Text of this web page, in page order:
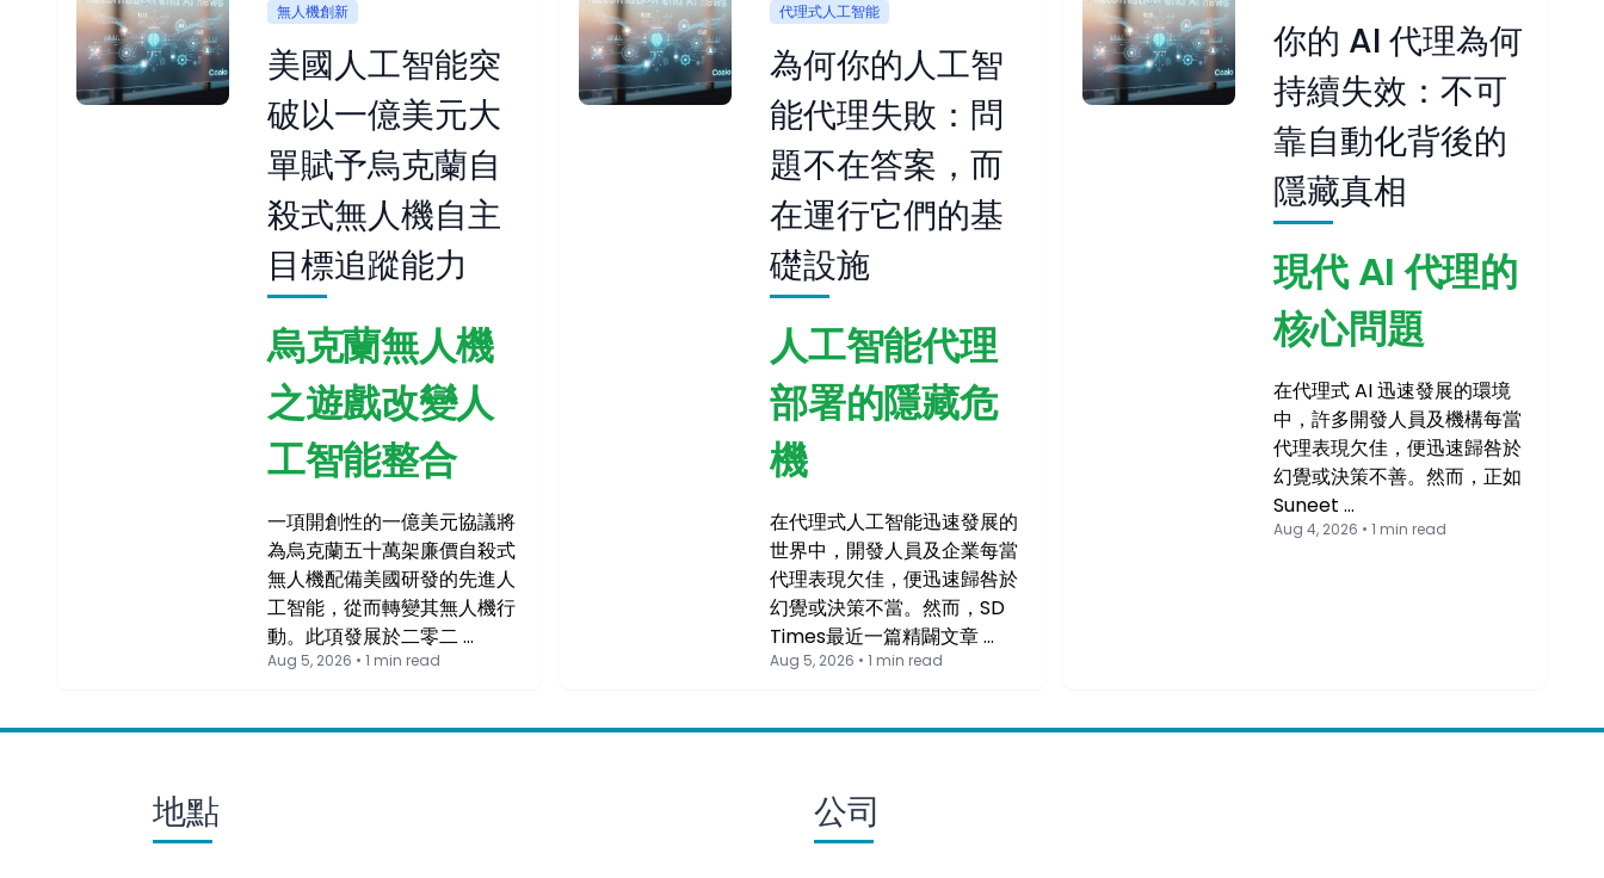
無人機創新
美國人工智能突
破以一億美元大
單賦予烏克蘭自
殺式無人機自主
目標追蹤能力
烏克蘭無人機
之遊戲改變人
工智能整合
一項開創性的一億美元協議將
為烏克蘭五十萬架廉價自殺式
無人機配備美國研發的先進人
工智能，從而轉變其無人機行
動。此項發展於二零二 …
Aug 5, 2026 • 1 min read
代理式人工智能
為何你的人工智
能代理失敗：問
題不在答案，而
在運行它們的基
礎設施
人工智能代理
部署的隱藏危
機
在代理式人工智能迅速發展的
世界中，開發人員及企業每當
代理表現欠佳，便迅速歸咎於
幻覺或決策不當。然而，SD
Times最近一篇精闢文章 …
Aug 5, 2026 • 1 min read
你的 AI 代理為何
持續失效：不可
靠自動化背後的
隱藏真相
現代 AI 代理的
核心問題
在代理式 AI 迅速發展的環境
中，許多開發人員及機構每當
代理表現欠佳，便迅速歸咎於
幻覺或決策不善。然而，正如
Suneet …
Aug 4, 2026 • 1 min read
地點 公司